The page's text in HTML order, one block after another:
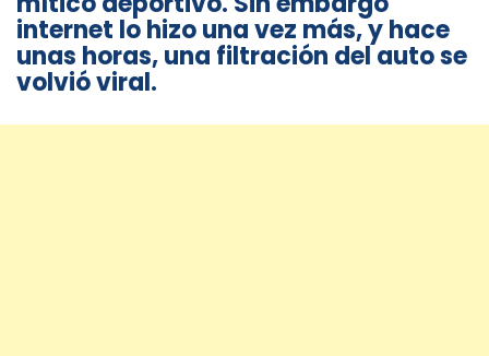
internet lo hizo una vez más, y hace
unas horas, una filtración del auto se
volvió viral.